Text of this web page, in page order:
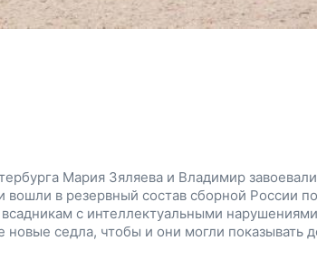
Мария Зяляева и Владимир
в резервный состав сборной России по
с интеллектуальными
седла, чтобы и они могли показывать
спортом и доказывать, что для того, кто